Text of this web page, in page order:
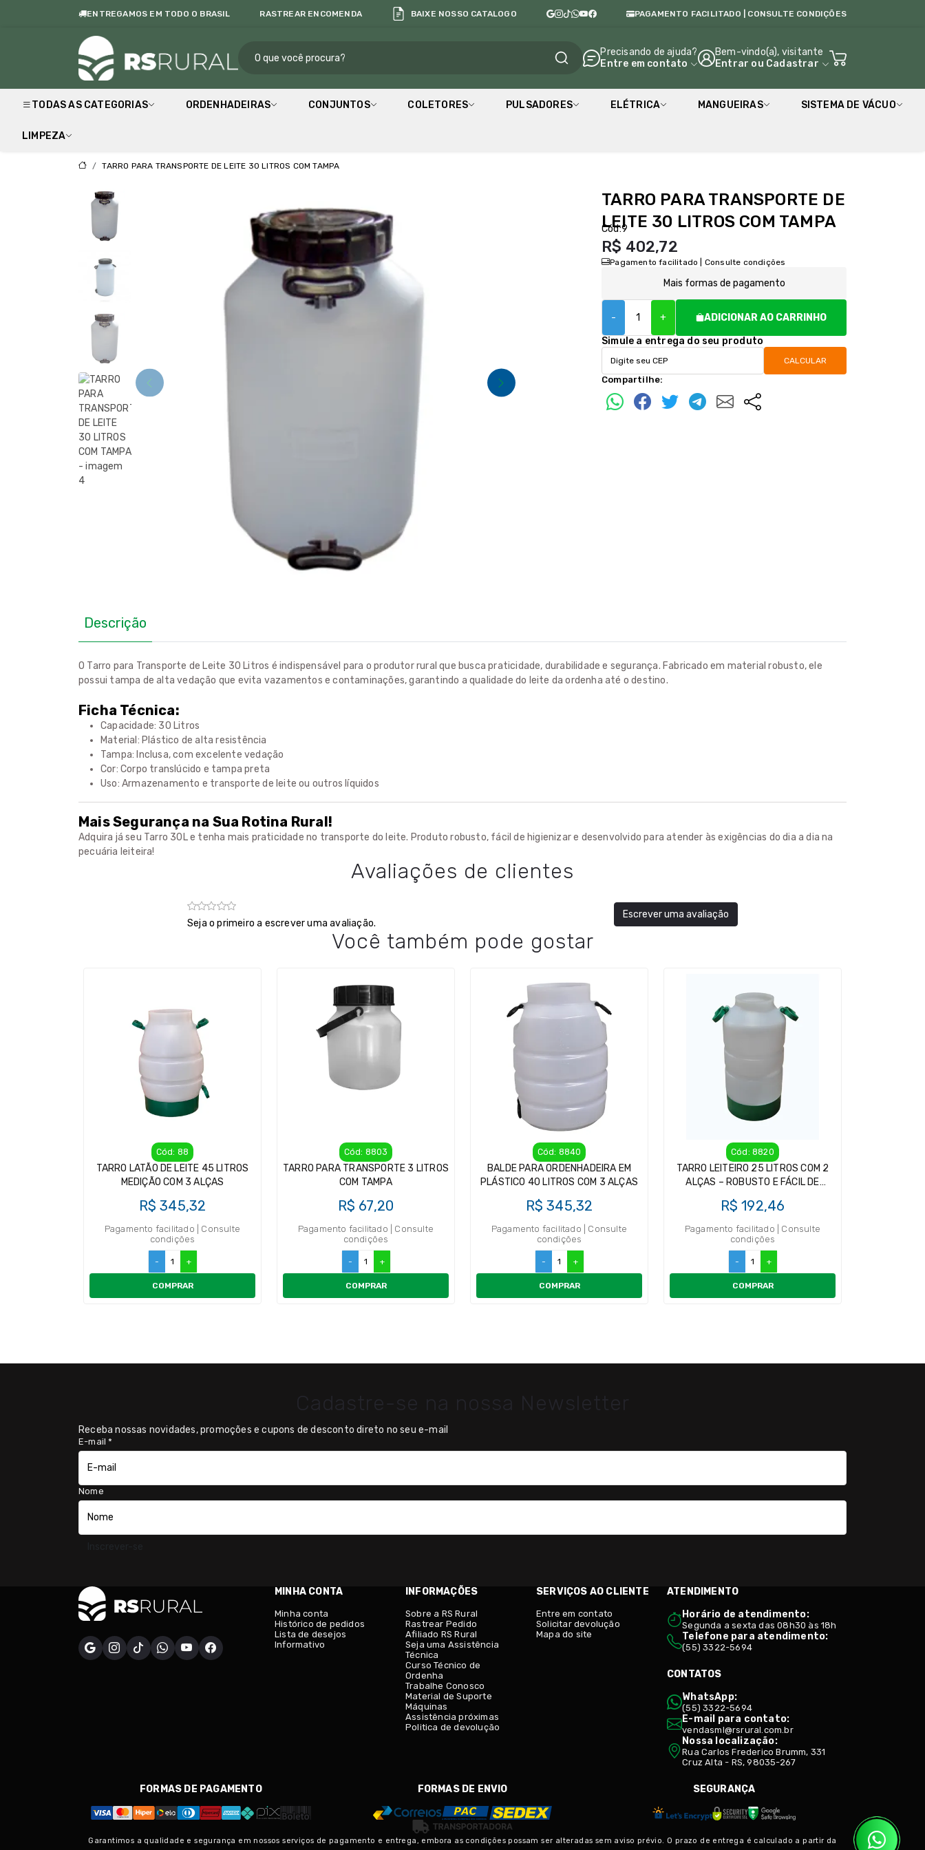
ENTREGAMOS EM TODO O BRASIL RASTREAR ENCOMENDA BAIXE NOSSO CATALOGO PAGAMENTO FACILITADO | CONSULTE CONDIÇÕES
RS Rural
Precisando de ajuda?
Entre em contato
Bem-vindo(a), visitante
Entrar ou Cadastrar
TODAS AS CATEGORIAS ORDENHADEIRAS CONJUNTOS COLETORES PULSADORES ELÉTRICA MANGUEIRAS SISTEMA DE VÁCUO
LIMPEZA
TARRO PARA TRANSPORTE DE LEITE 30 LITROS COM TAMPA
TARRO PARA TRANSPORTE DE
LEITE 30 LITROS COM TAMPA
Cód:9
R$ 402,72
Pagamento facilitado | Consulte condições
Mais formas de pagamento
- +
ADICIONAR AO CARRINHO
Simule a entrega do seu produto
CALCULAR
Compartilhe:
Descrição
O Tarro para Transporte de Leite 30 Litros é indispensável para o produtor rural que busca praticidade, durabilidade e segurança. Fabricado em material robusto, ele
possui tampa de alta vedação que evita vazamentos e contaminações, garantindo a qualidade do leite da ordenha até o destino.
Ficha Técnica:
Capacidade: 30 Litros
Material: Plástico de alta resistência
Tampa: Inclusa, com excelente vedação
Cor: Corpo translúcido e tampa preta
Uso: Armazenamento e transporte de leite ou outros líquidos
Mais Segurança na Sua Rotina Rural!
Adquira já seu Tarro 30L e tenha mais praticidade no transporte do leite. Produto robusto, fácil de higienizar e desenvolvido para atender às exigências do dia a dia na
pecuária leiteira!
Avaliações de clientes
Seja o primeiro a escrever uma avaliação.
Escrever uma avaliação
Você também pode gostar
Cód: 88
TARRO LATÃO DE LEITE 45 LITROS
MEDIÇÃO COM 3 ALÇAS
R$ 345,32
Pagamento facilitado | Consulte
condições
- +
COMPRAR
Cód: 8803
TARRO PARA TRANSPORTE 3 LITROS
COM TAMPA
R$ 67,20
Pagamento facilitado | Consulte
condições
- +
COMPRAR
Cód: 8840
BALDE PARA ORDENHADEIRA EM
PLÁSTICO 40 LITROS COM 3 ALÇAS
R$ 345,32
Pagamento facilitado | Consulte
condições
- +
COMPRAR
Cód: 8820
TARRO LEITEIRO 25 LITROS COM 2
ALÇAS – ROBUSTO E FÁCIL DE
R$ 192,46
Pagamento facilitado | Consulte
condições
- +
COMPRAR
Cadastre-se na nossa Newsletter
Receba nossas novidades, promoções e cupons de desconto direto no seu e-mail
E-mail*
Nome
MINHA CONTA
Minha conta
Histórico de pedidos
Lista de desejos
Informativo
INFORMAÇÕES
Sobre a RS Rural
Rastrear Pedido
Afiliado RS Rural
Seja uma Assistência
Técnica
Curso Técnico de
Ordenha
Trabalhe Conosco
Material de Suporte
Máquinas
Assistência próximas
Politica de devolução
SERVIÇOS AO CLIENTE
Entre em contato
Solicitar devolução
Mapa do site
ATENDIMENTO
Horário de atendimento:
Segunda a sexta das 08h30 às 18h
Telefone para atendimento:
(55) 3322-5694
CONTATOS
WhatsApp:
(55) 3322-5694
E-mail para contato:
vendasml@rsrural.com.br
Nossa localização:
Rua Carlos Frederico Brumm, 331
Cruz Alta - RS, 98035-267
FORMAS DE PAGAMENTO FORMAS DE ENVIO SEGURANÇA
Garantimos a qualidade e segurança em nossos serviços de pagamento e entrega, embora as condições possam ser alteradas sem aviso prévio. O prazo de entrega é calculado a partir da